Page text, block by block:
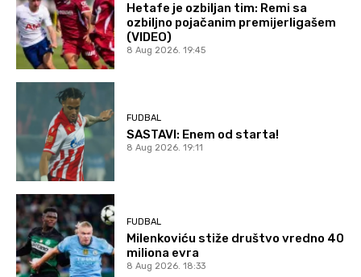
Hetafe je ozbiljan tim: Remi sa
ozbiljno pojačanim premijerligašem
(VIDEO)
8 Aug 2026. 19:45
FUDBAL
SASTAVI: Enem od starta!
8 Aug 2026. 19:11
FUDBAL
Milenkoviću stiže društvo vredno 40
miliona evra
8 Aug 2026. 18:33